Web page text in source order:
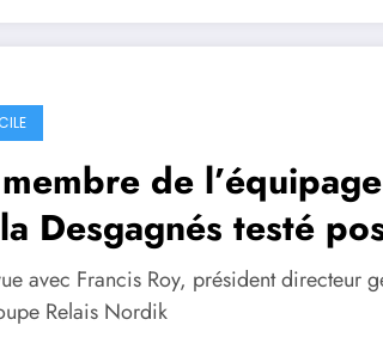
de
testé positif à
19
avec Francis Roy, président directeur
Relais Nordik